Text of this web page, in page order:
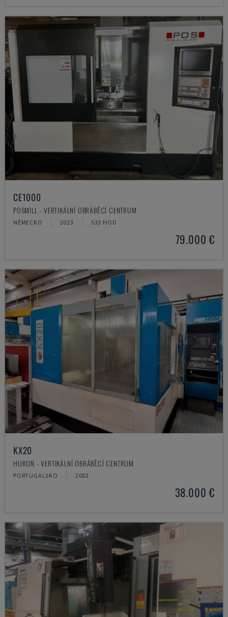
CE1000
POSMILL - VERTIKÁLNÍ OBRÁBĚCÍ CENTRUM
NĚMECKO 2023 533 HOD
79.000 €
KX20
HURON - VERTIKÁLNÍ OBRÁBĚCÍ CENTRUM
PORTUGALSKO 2002
38.000 €